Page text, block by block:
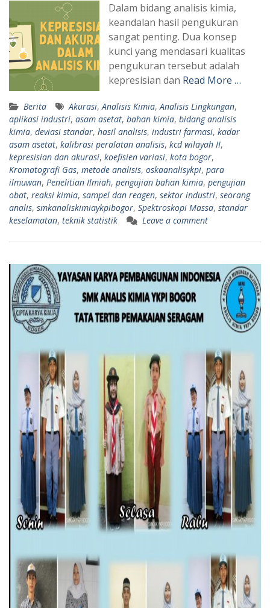
Dalam bidang analisis kimia,
keandalan hasil pengukuran
sangat penting. Dua konsep
kunci yang mendasari kualitas
pengukuran tersebut adalah
kepresisian dan Read More …
Berita Akurasi, Analisis Kimia, Analisis Lingkungan,
aplikasi industri, asam asetat, bahan kimia, bidang analisis
kimia, deviasi standar, hasil analisis, industri farmasi, kadar
asam asetat, kalibrasi peralatan analisis, kcd wilayah II,
kepresisian dan akurasi, koefisien variasi, kota bogor,
Kromatografi Gas, metode analisis, oskaanalisykpi, para
ilmuwan, Penelitian Ilmiah, pengujian bahan kimia, pengujian
obat, reaksi kimia, sampel dan reagen, sektor industri, seorang
analis, smkanaliskimiaykpibogor, Spektroskopi Massa, standar
keselamatan, teknik statistik Leave a comment